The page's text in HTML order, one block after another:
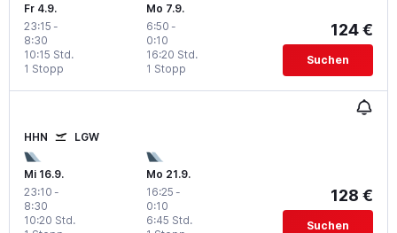
Fr 4.9.
23:15 -
8:30
1 Stopp
10:15 Std.
Mo 7.9.
6:50 -
0:10
1 Stopp
16:20 Std.
124 €
Suchen
HHN LGW
Mi 16.9.
23:10 -
8:30
10:20 Std.
Mo 21.9.
16:25 -
0:10
6:45 Std.
128 €
Suchen